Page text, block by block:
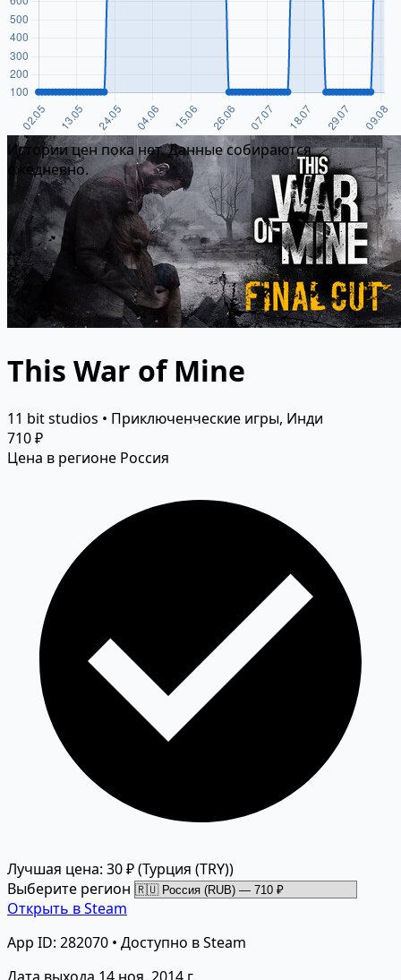
Истории цен пока нет. Данные собираются
ежедневно.
This War of Mine
11 bit studios • Приключенческие игры, Инди
710 ₽
Цена в регионе Россия
Лучшая цена: 30 ₽(Турция (TRY))
Выберите регион
Открыть в Steam
App ID: 282070 • Доступно в Steam